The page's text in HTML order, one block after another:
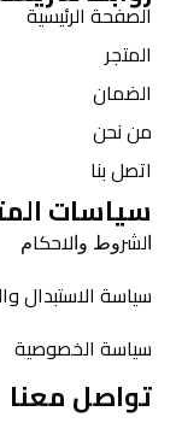
الصفحة الرئيسية
المتجر
الضمان
من نحن
اتصل بنا
سياسات
ﺍﻟﺸﺮﻭﻁ ﻭﺍﻻﺣﻜﺎﻡ
سياسة الاستبدال
سياسة الخصوصية
تواصل معنا